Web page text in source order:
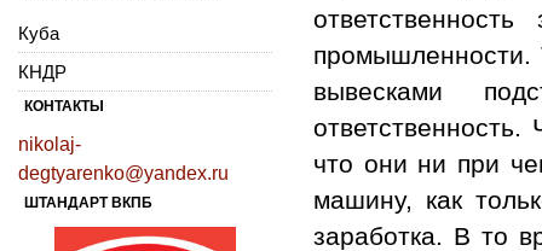
промышленности.
вывесками
ответственность.
что они ни при
машину, как
заработка. В то
Куба
КНДР
КОНТАКТЫ
nikolaj-
degtyarenko@yandex.ru
ШТАНДАРТ ВКПБ